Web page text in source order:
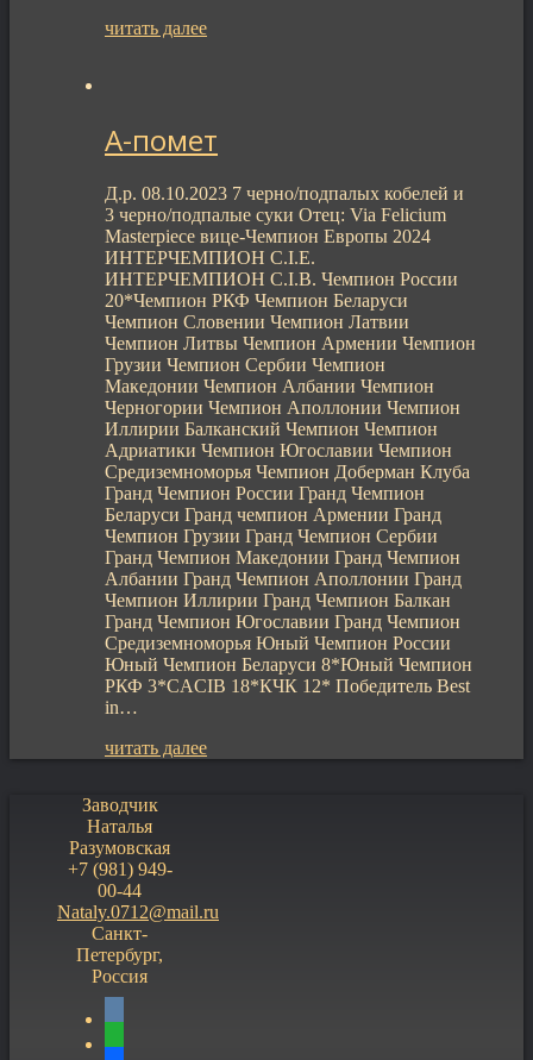
читать далее
А-помет
Д.р. 08.10.2023 7 черно/подпалых кобелей и
3 черно/подпалые суки Отец: Via Felicium
Masterpiece вице-Чемпион Европы 2024
ИНТЕРЧЕМПИОН C.I.E.
ИНТЕРЧЕМПИОН C.I.B. Чемпион России
20*Чемпион РКФ Чемпион Беларуси
Чемпион Словении Чемпион Латвии
Чемпион Литвы Чемпион Армении Чемпион
Грузии Чемпион Сербии Чемпион
Македонии Чемпион Албании Чемпион
Черногории Чемпион Аполлонии Чемпион
Иллирии Балканский Чемпион Чемпион
Адриатики Чемпион Югославии Чемпион
Средиземноморья Чемпион Доберман Клуба
Гранд Чемпион России Гранд Чемпион
Беларуси Гранд чемпион Армении Гранд
Чемпион Грузии Гранд Чемпион Сербии
Гранд Чемпион Македонии Гранд Чемпион
Албании Гранд Чемпион Аполлонии Гранд
Чемпион Иллирии Гранд Чемпион Балкан
Гранд Чемпион Югославии Гранд Чемпион
Средиземноморья Юный Чемпион России
Юный Чемпион Беларуси 8*Юный Чемпион
РКФ 3*CACIB 18*КЧК 12* Победитель Best
in…
читать далее
Заводчик
Наталья
Разумовская
+7 (981) 949-
00-44
Nataly.0712@mail.ru
Санкт-
Петербург,
Россия